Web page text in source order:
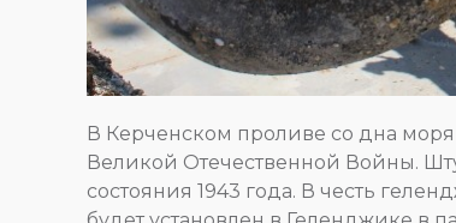
В Керченском проливе со дна
Великой Отечественной Войны.
состояния 1943 года. В честь